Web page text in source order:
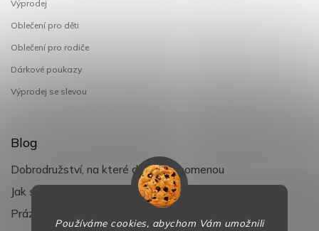
Používáme cookies, abychom Vám umožnili
Výprodej
Oblečení pro děti
Oblečení pro rodiče
Dárkové poukazy
Výprodej se slevou
Blog
Dobrodružství, na které děti nezapomenou
Jak si užít léto s dětmi naplno
Prázdniny klepou na dveře